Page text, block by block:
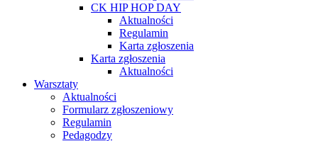
CK HIP HOP DAY
Aktualności
Regulamin
Karta zgłoszenia
Karta zgłoszenia
Aktualności
Warsztaty
Aktualności
Formularz zgłoszeniowy
Regulamin
Pedagodzy